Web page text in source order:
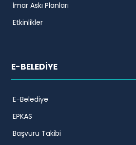
İmar Askı Planları
Etkinlikler
E-BELEDİYE
E-Belediye
EPKAS
Başvuru Takibi